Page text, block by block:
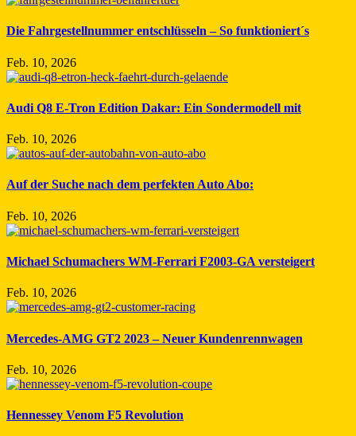
Die Fahrgestellnummer entschlüsseln – So funktioniert´s
Feb. 10, 2026
Audi Q8 E-Tron Edition Dakar: Ein Sondermodell mit
Feb. 10, 2026
Auf der Suche nach dem perfekten Auto Abo:
Feb. 10, 2026
Michael Schumachers WM-Ferrari F2003-GA versteigert
Feb. 10, 2026
Mercedes-AMG GT2 2023 – Neuer Kundenrennwagen
Feb. 10, 2026
Hennessey Venom F5 Revolution